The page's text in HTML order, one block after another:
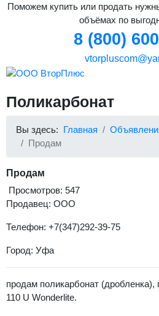
Поможем купить или продать
объёмах по
8 (800)
Поликарбонат
Вы здесь: Главная
Продам
Продам
Просмотров: 547
Продавец: ООО
Телефон: +7(347)292-39-75
Город: Уфа
продам поликарбонат
110 U Wonderlite.